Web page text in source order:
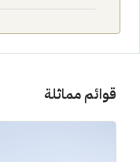
قوائم مماثلة